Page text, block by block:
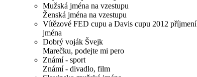
Mužská jména na vzestupu
Ženská jména na vzestupu
Vítězové FED cupu a Davis cupu 2012 příjmení
jména
Dobrý voják Švejk
Marečku, podejte mi pero
Známí - sport
Známí - divadlo, film